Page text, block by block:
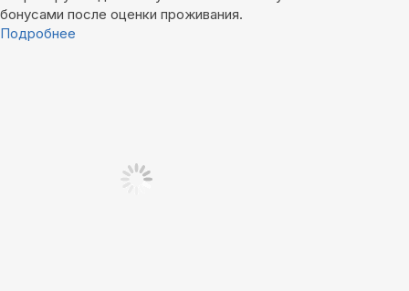
бонусами после оценки проживания.
Подробнее